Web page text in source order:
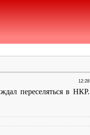
12:28
переселяться в НКР.